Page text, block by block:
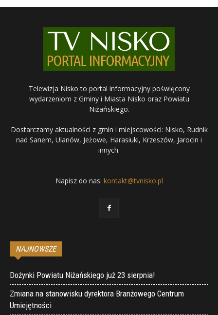
Telewizja Nisko to portal informacyjny poświęcony
wydarzeniom z Gminy i Miasta Nisko oraz Powiatu
Niżańskiego.
Dostarczamy aktualności z gmin i miejscowości: Nisko, Rudnik
nad Sanem, Ulanów, Jeżowe, Harasiuki, Krzeszów, Jarocin i
innych.
Napisz do nas: kontakt@tvnisko.pl
NAJNOWSZE
Dożynki Powiatu Niżańskiego już 23 sierpnia!
Zmiana na stanowisku dyrektora Branżowego Centrum
Umiejętności